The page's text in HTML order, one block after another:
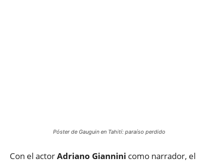
Póster de Gauguin en Tahití: paraíso perdido
Con el actorAdriano Giannini como narrador, el